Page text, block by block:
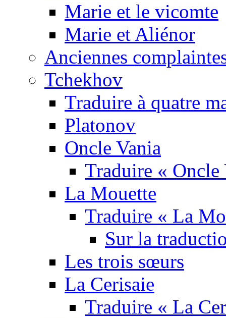
Marie et le vicomte
Marie et Aliénor
Anciennes
Tchekhov
Traduire à quatre
Platonov
Oncle Vania
Traduire « Oncle
La Mouette
Traduire « La
Sur la
Les trois sœurs
La Cerisaie
Traduire « La